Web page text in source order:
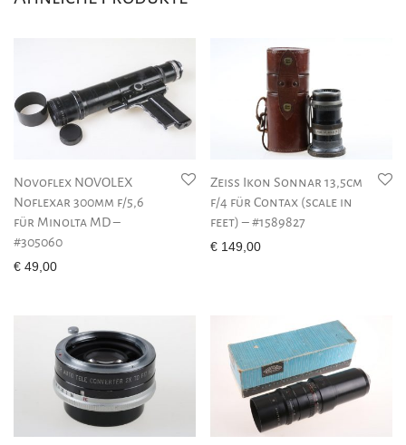
Novoflex NOVOLEX
Noflexar 300mm f/5,6
für Minolta MD –
#305060
€ 49,00
Zeiss Ikon Sonnar 13,5cm
f/4 für Contax (scale in
feet) – #1589827
€ 149,00